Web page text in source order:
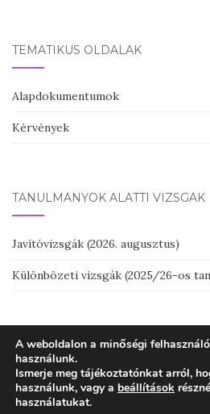
TEMATIKUS OLDALAK
Alapdokumentumok
Kérvények
TANULMÁNYOK ALATTI VIZSGÁK
Javítóvizsgák (2026. augusztus)
Különbözeti vizsgák (2025/26-os
Budapest IX. Kerületi Leövey Klára
tagozatának webhelye - Theme by
A weboldalon a minőségi
használunk.
Ismerje meg tájékoztatónkat arról,
használunk, vagy a beállítások
használatukat.